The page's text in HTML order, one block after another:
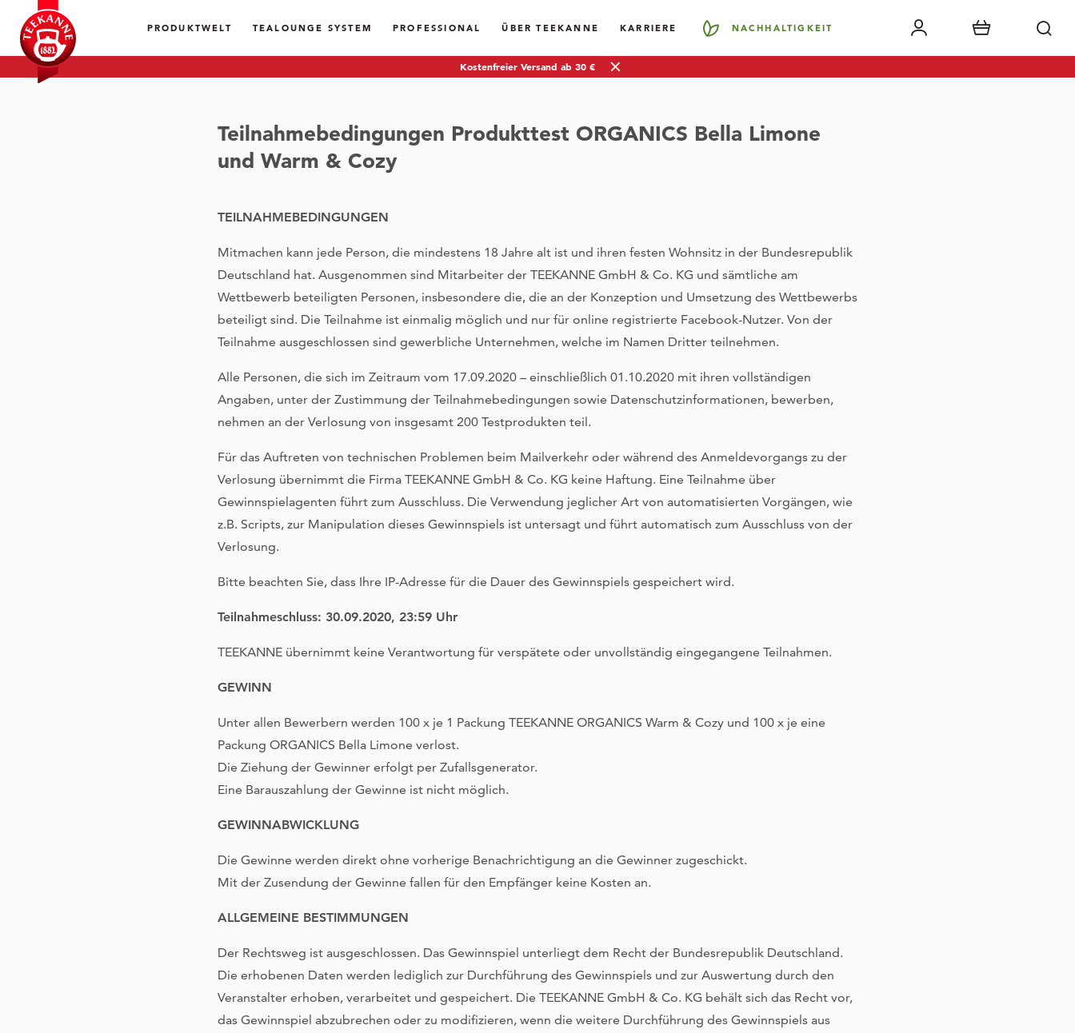
PRODUKTWELT TEALOUNGE SYSTEM PROFESSIONAL ÜBER TEEKANNE KARRIERE NACHHALTIGKEIT
Kostenfreier Versand ab 30 €
Teilnahmebedingungen Produkttest ORGANICS Bella Limone
und Warm & Cozy
TEILNAHMEBEDINGUNGEN
Mitmachen kann jede Person, die mindestens 18 Jahre alt ist und ihren festen Wohnsitz in der Bundesrepublik
Deutschland hat. Ausgenommen sind Mitarbeiter der TEEKANNE GmbH & Co. KG und sämtliche am
Wettbewerb beteiligten Personen, insbesondere die, die an der Konzeption und Umsetzung des Wettbewerbs
beteiligt sind. Die Teilnahme ist einmalig möglich und nur für online registrierte Facebook-Nutzer. Von der
Teilnahme ausgeschlossen sind gewerbliche Unternehmen, welche im Namen Dritter teilnehmen.
Alle Personen, die sich im Zeitraum vom 17.09.2020 – einschließlich 01.10.2020 mit ihren vollständigen
Angaben, unter der Zustimmung der Teilnahmebedingungen sowie Datenschutzinformationen, bewerben,
nehmen an der Verlosung von insgesamt 200 Testprodukten teil.
Für das Auftreten von technischen Problemen beim Mailverkehr oder während des Anmeldevorgangs zu der
Verlosung übernimmt die Firma TEEKANNE GmbH & Co. KG keine Haftung. Eine Teilnahme über
Gewinnspielagenten führt zum Ausschluss. Die Verwendung jeglicher Art von automatisierten Vorgängen, wie
z.B. Scripts, zur Manipulation dieses Gewinnspiels ist untersagt und führt automatisch zum Ausschluss von der
Verlosung.
Bitte beachten Sie, dass Ihre IP-Adresse für die Dauer des Gewinnspiels gespeichert wird.
Teilnahmeschluss: 30.09.2020, 23:59 Uhr
TEEKANNE übernimmt keine Verantwortung für verspätete oder unvollständig eingegangene Teilnahmen.
GEWINN
Unter allen Bewerbern werden 100 x je 1 Packung TEEKANNE ORGANICS Warm & Cozy und 100 x je eine
Packung ORGANICS Bella Limone verlost.
Die Ziehung der Gewinner erfolgt per Zufallsgenerator.
Eine Barauszahlung der Gewinne ist nicht möglich.
GEWINNABWICKLUNG
Die Gewinne werden direkt ohne vorherige Benachrichtigung an die Gewinner zugeschickt.
Mit der Zusendung der Gewinne fallen für den Empfänger keine Kosten an.
ALLGEMEINE BESTIMMUNGEN
Der Rechtsweg ist ausgeschlossen. Das Gewinnspiel unterliegt dem Recht der Bundesrepublik Deutschland.
Die erhobenen Daten werden lediglich zur Durchführung des Gewinnspiels und zur Auswertung durch den
Veranstalter erhoben, verarbeitet und gespeichert. Die TEEKANNE GmbH & Co. KG behält sich das Recht vor,
das Gewinnspiel abzubrechen oder zu modifizieren, wenn die weitere Durchführung des Gewinnspiels aus